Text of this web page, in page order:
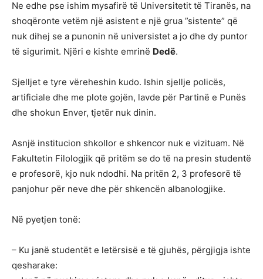
Ne edhe pse ishim mysafirë të Universitetit të Tiranës, na
shoqëronte vetëm një asistent e një grua ”sistente” që
nuk dihej se a punonin në universistet a jo dhe dy puntor
të sigurimit. Njëri e kishte emrinë Dedë.
Sjelljet e tyre vëreheshin kudo. Ishin sjellje policës,
artificiale dhe me plote gojën, lavde për Partinë e Punës
dhe shokun Enver, tjetër nuk dinin.
Asnjë institucion shkollor e shkencor nuk e vizituam. Në
Fakultetin Filologjik që pritëm se do të na presin studentë
e profesorë, kjo nuk ndodhi. Na pritën 2, 3 profesorë të
panjohur për neve dhe për shkencën albanologjike.
Në pyetjen tonë:
– Ku janë studentët e letërsisë e të gjuhës, përgjigja ishte
qesharake: